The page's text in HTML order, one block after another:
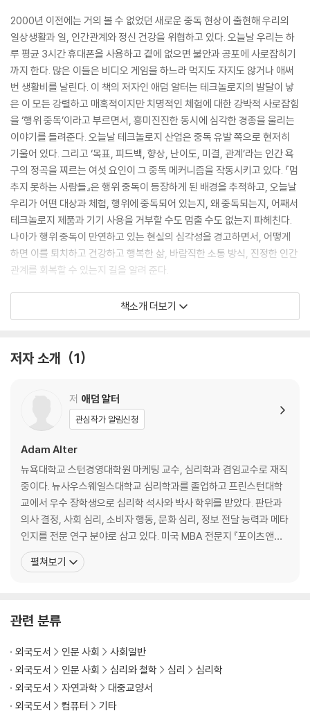
2000년 이전에는 거의 볼 수 없었던 새로운 중독 현상이 출현해 우리의
일상생활과 일, 인간관계와 정신 건강을 위협하고 있다. 오늘날 우리는 하
루 평균 3시간 휴대폰을 사용하고 곁에 없으면 불안과 공포에 사로잡히기
까지 한다. 많은 이들은 비디오 게임을 하느라 먹지도 자지도 않거나 애써
번 생활비를 날린다. 이 책의 저자인 애덤 알터는 테크놀로지의 발달이 낳
은 이 모든 강렬하고 매혹적이지만 치명적인 체험에 대한 강박적 사로잡힘
을 ‘행위 중독’이라고 부르면서, 흥미진진한 동시에 심각한 경종을 울리는
이야기를 들려준다. 오늘날 테크놀로지 산업은 중독 유발 쪽으로 현저히
기울어 있다. 그리고 ‘목표, 피드백, 향상, 난이도, 미결, 관계’라는 인간 욕
구의 정곡을 찌르는 여섯 요인이 그 중독 메커니즘을 작동시키고 있다. 『멈
추지 못하는 사람들』은 행위 중독이 등장하게 된 배경을 추적하고, 오늘날
우리가 어떤 대상과 체험, 행위에 중독되어 있는지, 왜 중독되는지, 어째서
테크놀로지 제품과 기기 사용을 거부할 수도 멈출 수도 없는지 파헤친다.
나아가 행위 중독이 만연하고 있는 현실의 심각성을 경고하면서, 어떻게
하면 이를 퇴치하고 건강하고 행복한 삶, 바람직한 소통 방식, 진정한 인간
관계를 회복할 수 있는지 길을 알려 준다.
Almost half of the developed population has an internet-
based addiction.In some ways this is not surprising, as our w
messaging, to rolling news and video streaming. Attention sp
elop relationships and achieve meaningful goals. Psychologist
Adam Alter provides insight into why explains the science beh
tical advice for using technology differently, in order to lead a
happier life, and to set yourself free.
‘This examination of today’s tech-zombie epidemic is wo
rth putting your phone down for’ Guardian
'Essential reading... Regain control of your time, finances
and relationships'
책소개 더보기
저자 소개 1
저 애덤 알터
관심작가 알림신청
Adam Alter
뉴욕대학교 스턴경영대학원 마케팅 교수, 심리학과 겸임교수로 재직
중이다. 뉴사우스웨일스대학교 심리학과를 졸업하고 프린스턴대학
교에서 우수 장학생으로 심리학 석사와 박사 학위를 받았다. 판단과
의사 결정, 사회 심리, 소비자 행동, 문화 심리, 정보 전달 능력과 메타
인지를 전문 연구 분야로 삼고 있다. 미국 MBA 전문지 『포이츠앤드
퀀츠』가 뽑은 ‘세계 최고의 40세 이하 비즈니스스쿨 교수 40인’에
선정되었다. 지금까지 출간한 두 권의 저서 『멈추지 못하는 사람들』
펼쳐보기
관련 분류
외국도서 인문 사회
사회일반
외국도서
인문 사회 심리와 철학 심리
심리학
외국도서
자연과학
대중교양서
외국도서
컴퓨터 기타